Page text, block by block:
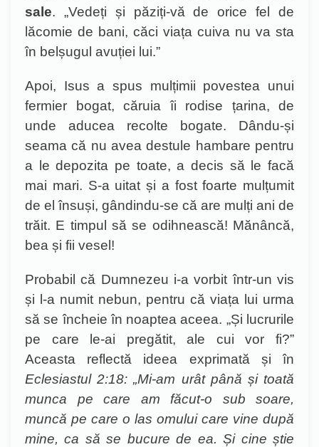
sale. „Vedeți și păziți-vă de orice fel de
lăcomie de bani, căci viața cuiva nu va sta
în belșugul avuției lui.”
Apoi, Isus a spus mulțimii povestea unui
fermier bogat, căruia îi rodise țarina, de
unde aducea recolte bogate. Dându-și
seama că nu avea destule hambare pentru
a le depozita pe toate, a decis să le facă
mai mari. S-a uitat și a fost foarte mulțumit
de el însuși, gândindu-se că are mulți ani de
trăit. E timpul să se odihnească! Mănâncă,
bea și fii vesel!
Probabil că Dumnezeu i-a vorbit într-un vis
și l-a numit nebun, pentru că viața lui urma
să se încheie în noaptea aceea. „Și lucrurile
pe care le-ai pregătit, ale cui vor fi?”
Aceasta reflectă ideea exprimată și în
Eclesiastul 2:18: „Mi-am urât până și toată
munca pe care am făcut-o sub soare,
muncă pe care o las omului care vine după
mine, ca să se bucure de ea. Și cine știe